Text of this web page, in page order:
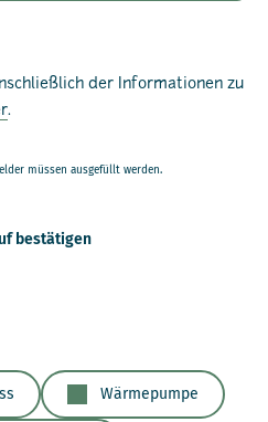
der Informationen zu
.
müssen ausgefüllt werden.
bestätigen
Wärmepumpe